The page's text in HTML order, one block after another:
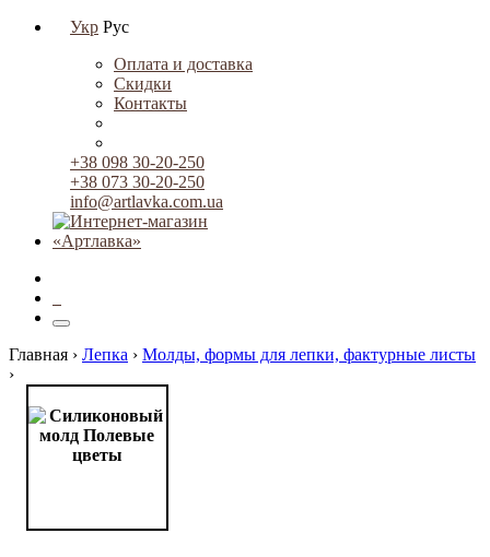
Укр Рус
Оплата и доставка
Скидки
Контакты
+38 098 30-20-250
+38 073 30-20-250
info@artlavka.com.ua
Главная › Лепка › Молды, формы для лепки, фактурные листы
›